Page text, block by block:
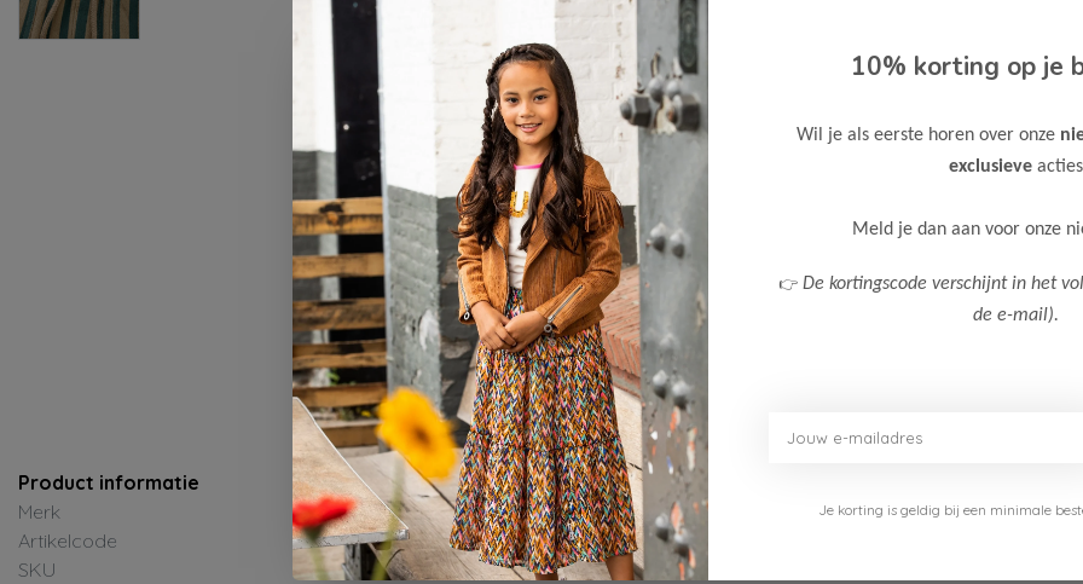
Gratis
Meer
Product informatie
Merk
Daily7
Artikelcode
920269-9030-Blue Spruce
SKU
ED-Winter 2025
10% korting op je
Wil je als eerste horen over onze
exclusieve
Meld je dan aan voor onze
👉 De kortingscode verschijnt in het
de e-mail).
Je korting is geldig bij een minimale